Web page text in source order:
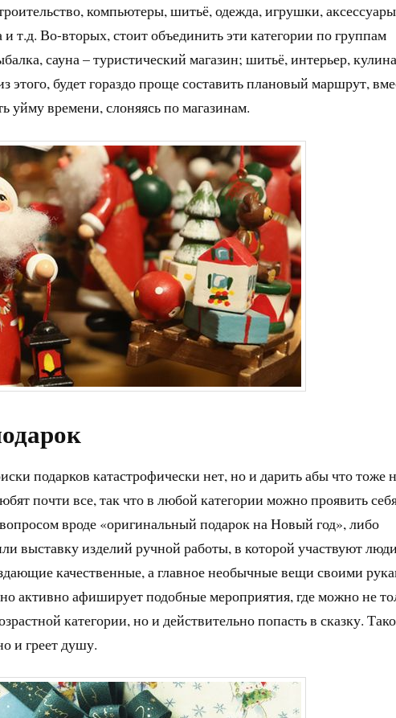
компьютеры, шитьё, одежда, игрушки,
и т.д. Во-вторых, стоит объединить эти категории по группам
сауна – туристический магазин; шитьё, интерьер,
этого, будет гораздо проще составить плановый маршрут,
уйму времени, слоняясь по магазинам.
подарков катастрофически нет, но и дарить абы что тоже
почти все, так что в любой категории можно проявить
вроде «оригинальный подарок на Новый год», либо
выставку изделий ручной работы, в которой участвуют
качественные, а главное необычные вещи своими
активно афиширует подобные мероприятия, где можно не
категории, но и действительно попасть в сказку.
и греет душу.